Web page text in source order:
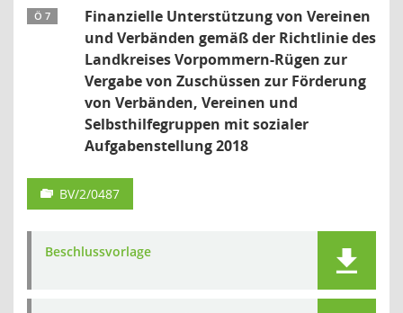
Ö 7
Finanzielle Unterstützung von Vereinen
und Verbänden gemäß der Richtlinie des
Landkreises Vorpommern-Rügen zur
Vergabe von Zuschüssen zur Förderung
von Verbänden, Vereinen und
Selbsthilfegruppen mit sozialer
Aufgabenstellung 2018
BV/2/0487
Beschlussvorlage